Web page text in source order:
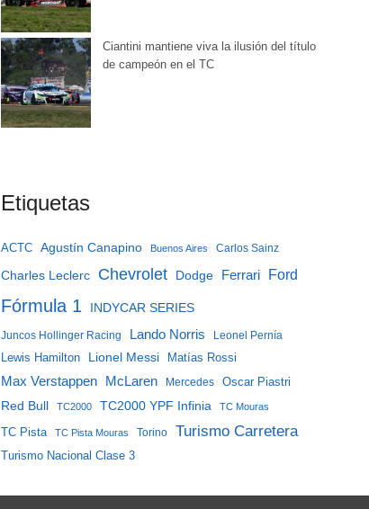
Ciantini mantiene viva la ilusión del título
de campeón en el TC
Etiquetas
ACTC Agustín Canapino Buenos Aires Carlos Sainz
Charles Leclerc Chevrolet Dodge Ferrari Ford
Fórmula 1 INDYCAR SERIES
Juncos Hollinger Racing Lando Norris Leonel Pernía
Lewis Hamilton Lionel Messi Matías Rossi
Max Verstappen McLaren Mercedes Oscar Piastri
Red Bull TC2000 TC2000 YPF Infinia TC Mouras
TC Pista TC Pista Mouras Torino Turismo Carretera
Turismo Nacional Clase 3